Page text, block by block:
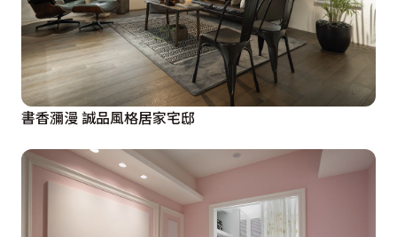
書香瀰漫 誠品風格居家宅邸